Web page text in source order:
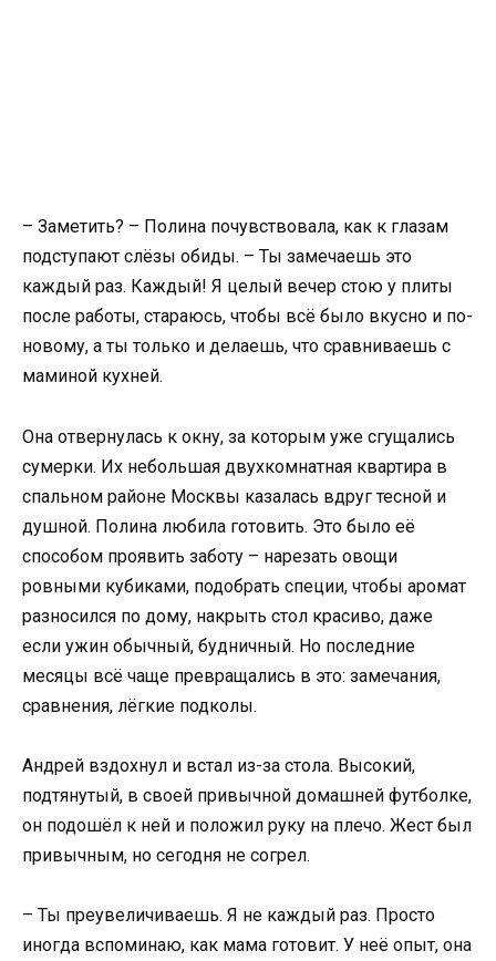
– Заметить? – Полина почувствовала, как к глазам
подступают слёзы обиды. – Ты замечаешь это
каждый раз. Каждый! Я целый вечер стою у плиты
после работы, стараюсь, чтобы всё было вкусно и по-
новому, а ты только и делаешь, что сравниваешь с
маминой кухней.
Она отвернулась к окну, за которым уже сгущались
сумерки. Их небольшая двухкомнатная квартира в
спальном районе Москвы казалась вдруг тесной и
душной. Полина любила готовить. Это было её
способом проявить заботу – нарезать овощи
ровными кубиками, подобрать специи, чтобы аромат
разносился по дому, накрыть стол красиво, даже
если ужин обычный, будничный. Но последние
месяцы всё чаще превращались в это: замечания,
сравнения, лёгкие подколы.
Андрей вздохнул и встал из-за стола. Высокий,
подтянутый, в своей привычной домашней футболке,
он подошёл к ней и положил руку на плечо. Жест был
привычным, но сегодня не согрел.
– Ты преувеличиваешь. Я не каждый раз. Просто
иногда вспоминаю, как мама готовит. У неё опыт, она